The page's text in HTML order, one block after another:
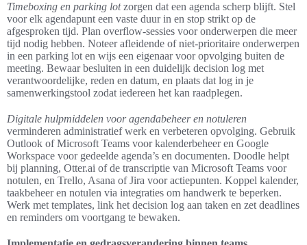
Timeboxing en parking lotzorgen dat een agenda scherp blijft. Stel
voor elk agendapunt een vaste duur in en stop strikt op de
afgesproken tijd. Plan overflow-sessies voor onderwerpen die meer
tijd nodig hebben. Noteer afleidende of niet-prioritaire onderwerpen
in een parking lot en wijs een eigenaar voor opvolging buiten de
meeting. Bewaar besluiten in een duidelijk decision log met
verantwoordelijke, reden en datum, en plaats dat log in je
samenwerkingstool zodat iedereen het kan raadplegen.
Digitale hulpmiddelen voor agendabeheer en notuleren
verminderen administratief werk en verbeteren opvolging. Gebruik
Outlook of Microsoft Teams voor kalenderbeheer en Google
Workspace voor gedeelde agenda’s en documenten. Doodle helpt
bij planning, Otter.ai of de transcriptie van Microsoft Teams voor
notulen, en Trello, Asana of Jira voor actiepunten. Koppel kalender,
taakbeheer en notulen via integraties om handwerk te beperken.
Werk met templates, link het decision log aan taken en zet deadlines
en reminders om voortgang te bewaken.